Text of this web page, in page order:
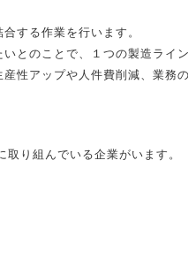
する作業を行います。
とのことで、１つの製造ライ
性アップや人件費削減、業務
り組んでいる企業がいます。